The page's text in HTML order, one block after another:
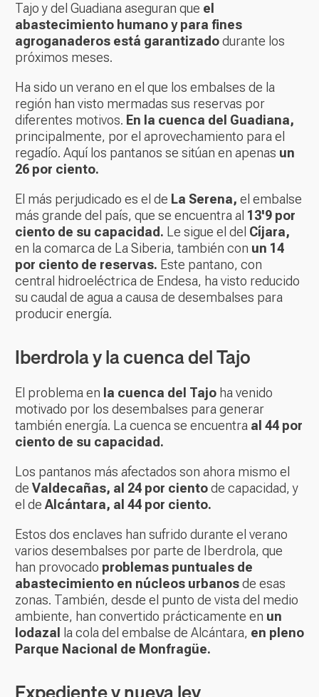
Tajo y del Guadiana aseguran que el
abastecimiento humano y para fines
agroganaderos está garantizadodurante los
próximos meses.
Ha sido un verano en el que los embalses de la
región han visto mermadas sus reservas por
diferentes motivos. En la cuenca del Guadiana,
principalmente, por el aprovechamiento para el
regadío. Aquí los pantanos se sitúan en apenas un
26 por ciento.
El más perjudicado es el de La Serena, el embalse
más grande del país, que se encuentra al 13'9 por
ciento de su capacidad. Le sigue el del Cíjara,
en la comarca de La Siberia, también con un 14
por ciento de reservas. Este pantano, con
central hidroeléctrica de Endesa, ha visto reducido
su caudal de agua a causa de desembalses para
producir energía.
Iberdrola y la cuenca del Tajo
El problema en la cuenca del Tajo ha venido
motivado por los desembalses para generar
también energía. La cuenca se encuentra al 44 por
ciento de su capacidad.
Los pantanos más afectados son ahora mismo el
de Valdecañas, al 24 por cientode capacidad, y
el de Alcántara, al 44 por ciento.
Estos dos enclaves han sufrido durante el verano
varios desembalses por parte de Iberdrola, que
han provocado problemas puntuales de
abastecimiento en núcleos urbanosde esas
zonas. También, desde el punto de vista del medio
ambiente, han convertido prácticamente en un
lodazal
la cola del embalse de Alcántara, en pleno
Parque Nacional de Monfragüe.